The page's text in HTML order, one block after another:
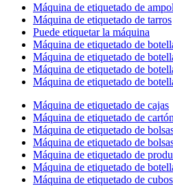
Máquina de etiquetado de
Máquina de etiquetado de tarros
Puede etiquetar la máquina
Máquina de etiquetado de
Máquina de etiquetado de
Máquina de etiquetado de
Máquina de etiquetado de
Máquina de etiquetado de cajas
Máquina de etiquetado de cartón
Máquina de etiquetado de
Máquina de etiquetado de
Máquina de etiquetado de
Máquina de etiquetado de
Máquina de etiquetado de cubos